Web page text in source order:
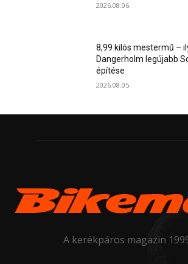
2026.08.06.
8,99 kilós mestermű –
Dangerholm legújabb
építése
2026.08.05.
A kerékpáros magazin